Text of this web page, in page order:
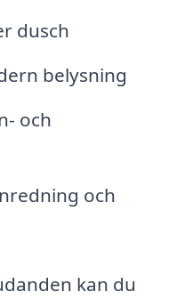
dusch
belysning
och
och
kan du